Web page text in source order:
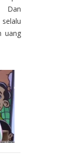
Dan
uang